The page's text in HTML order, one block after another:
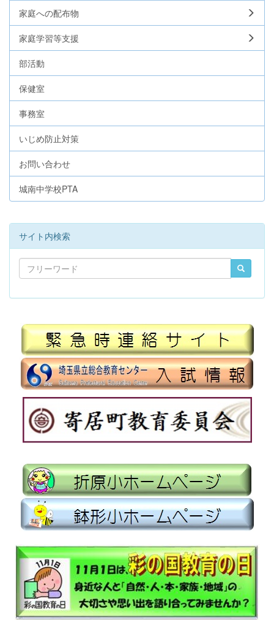
家庭への配布物
家庭学習等支援
部活動
保健室
事務室
いじめ防止対策
お問い合わせ
城南中学校PTA
サイト内検索